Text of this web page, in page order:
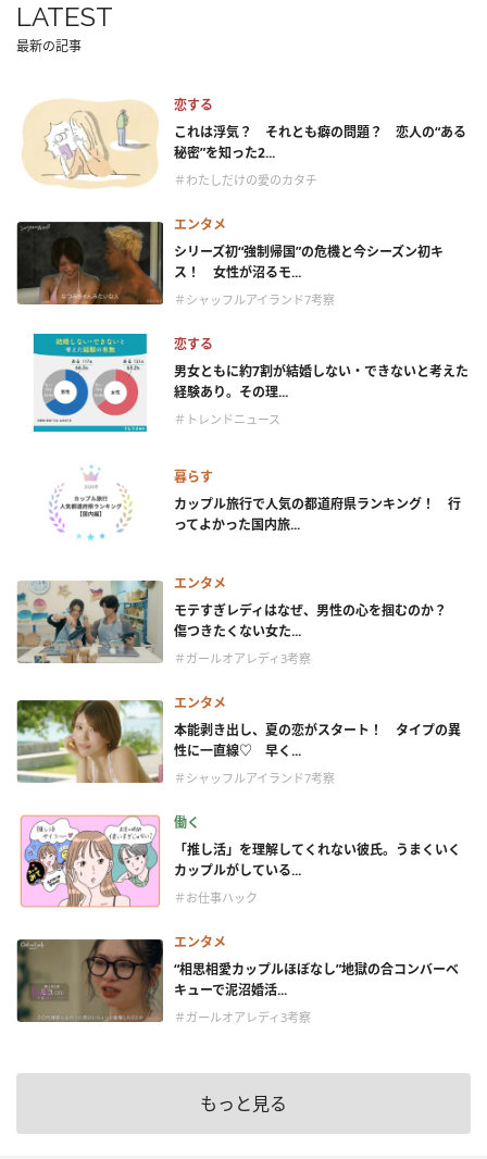
LATEST
最新の記事
恋する
これは浮気？ それとも癖の問題？ 恋人の“ある
秘密”を知った2...
＃わたしだけの愛のカタチ
エンタメ
シリーズ初“強制帰国”の危機と今シーズン初キ
ス！ 女性が沼るモ...
＃シャッフルアイランド7考察
恋する
男女ともに約7割が結婚しない・できないと考えた
経験あり。その理...
＃トレンドニュース
暮らす
カップル旅行で人気の都道府県ランキング！ 行
ってよかった国内旅...
エンタメ
モテすぎレディはなぜ、男性の心を掴むのか？
傷つきたくない女た...
＃ガールオアレディ3考察
エンタメ
本能剥き出し、夏の恋がスタート！ タイプの異
性に一直線♡ 早く...
＃シャッフルアイランド7考察
働く
「推し活」を理解してくれない彼氏。うまくいく
カップルがしている...
＃お仕事ハック
エンタメ
“相思相愛カップルほぼなし”地獄の合コンバーベ
キューで泥沼婚活...
＃ガールオアレディ3考察
もっと見る